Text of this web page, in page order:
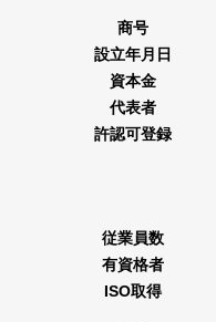
商号
設立年月日
資本金
代表者
許認可登録
従業員数
有資格者
ISO取得